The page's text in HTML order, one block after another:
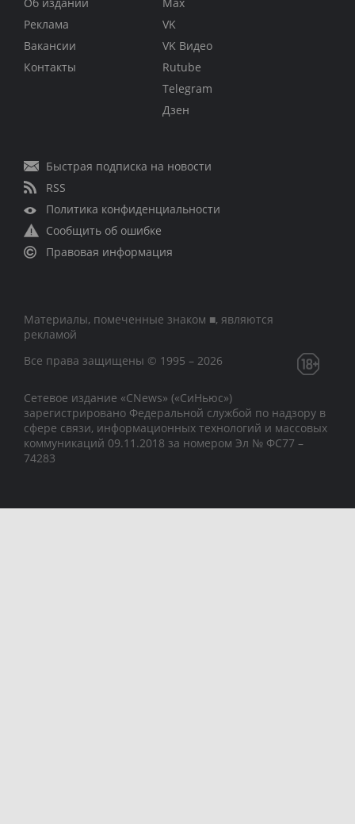
Реклама
Вакансии
Контакты
VK
VK Видео
Rutube
Telegram
Дзен
Быстрая подписка на новости
RSS
Политика конфиденциальности
Сообщить об ошибке
Правовая информация
Материалы, помеченные знаком ■, являются
рекламой
Все права защищены © 1995 – 2026
Сетевое издание «CNews» («СиНьюс»)
зарегистрировано Федеральной службой по надзору в
сфере связи, информационных технологий и массовых
коммуникаций 09.11.2018 за номером Эл № ФС77 –
74283